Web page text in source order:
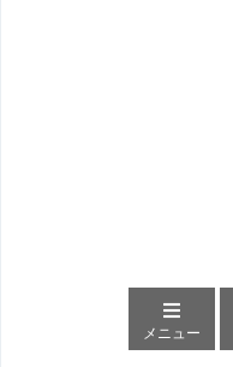
メニュー